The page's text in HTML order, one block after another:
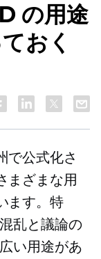
の用途
おく
で公式化さ
まざまな用
ます。特
乱と議論の
い用途があ